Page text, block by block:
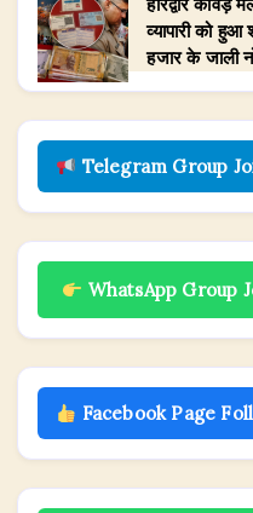
व्यापारी को
हजार के जाली
Telegram Group
WhatsApp Group
Facebook Page